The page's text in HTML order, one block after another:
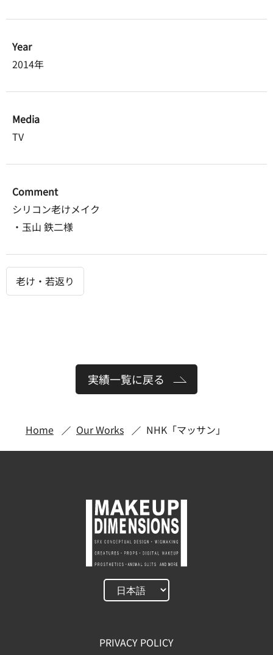
Year
2014年
Media
TV
Comment
シリコン老けメイク
・玉山 鉄二様
老け・若返り
実績一覧に戻る
Home Our Works NHK「マッサン」
PRIVACY POLICY